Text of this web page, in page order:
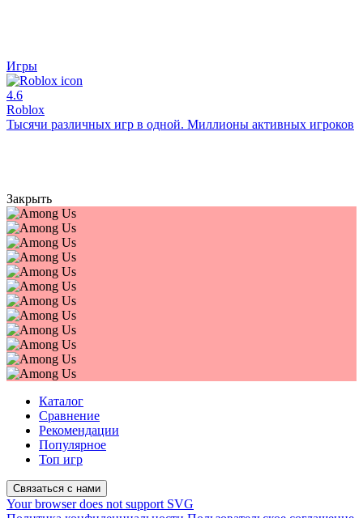
Игры
4.6
Roblox
Тысячи различных игр в одной. Миллионы активных игроков
Закрыть
Каталог
Сравнение
Рекомендации
Популярное
Топ игр
Связаться с нами
Your browser does not support SVG